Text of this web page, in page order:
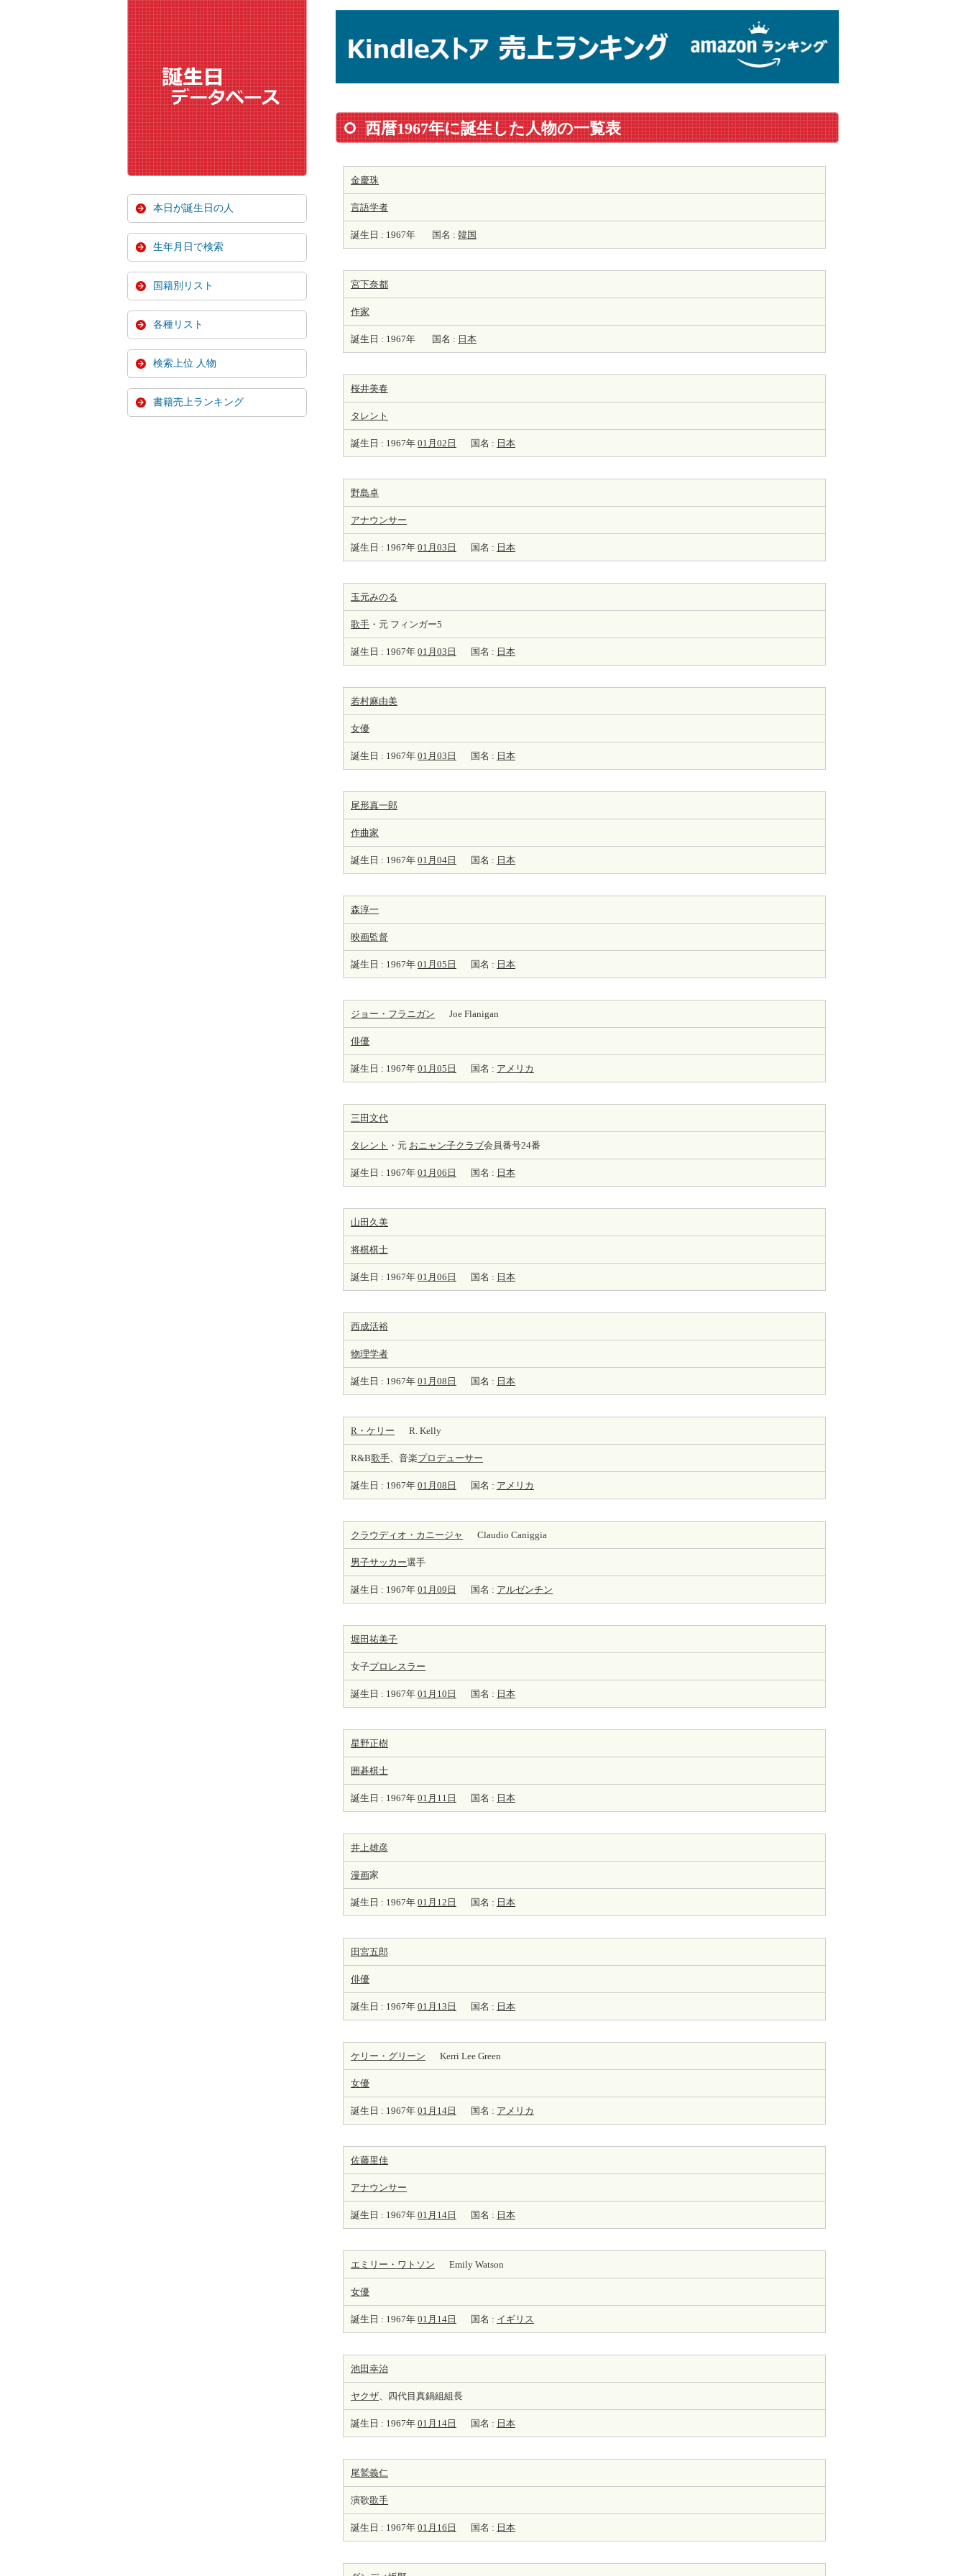
西暦1967年に誕生した人物の一覧表
金慶珠
言語学者
誕生日 : 1967年 国名 : 韓国
宮下奈都
作家
誕生日 : 1967年 国名 : 日本
桜井美春
タレント
誕生日 : 1967年 01月02日 国名 : 日本
野島卓
アナウンサー
誕生日 : 1967年 01月03日 国名 : 日本
玉元みのる
歌手 ・元 フィンガー5
誕生日 : 1967年 01月03日 国名 : 日本
若村麻由美
女優
誕生日 : 1967年 01月03日 国名 : 日本
尾形真一郎
作曲家
誕生日 : 1967年 01月04日 国名 : 日本
森淳一
映画監督
誕生日 : 1967年 01月05日 国名 : 日本
ジョー・フラニガン Joe Flanigan
俳優
誕生日 : 1967年 01月05日 国名 : アメリカ
三田文代
タレント ・元 おニャン子クラブ会員番号24番
誕生日 : 1967年 01月06日 国名 : 日本
山田久美
将棋棋士
誕生日 : 1967年 01月06日 国名 : 日本
西成活裕
物理学者
誕生日 : 1967年 01月08日 国名 : 日本
R・ケリー R. Kelly
R&B歌手、音楽プロデューサー
誕生日 : 1967年 01月08日 国名 : アメリカ
クラウディオ・カニージャ Claudio Caniggia
男子サッカー選手
誕生日 : 1967年 01月09日 国名 : アルゼンチン
堀田祐美子
女子プロレスラー
誕生日 : 1967年 01月10日 国名 : 日本
星野正樹
囲碁棋士
誕生日 : 1967年 01月11日 国名 : 日本
井上雄彦
漫画家
誕生日 : 1967年 01月12日 国名 : 日本
田宮五郎
俳優
誕生日 : 1967年 01月13日 国名 : 日本
ケリー・グリーン Kerri Lee Green
女優
誕生日 : 1967年 01月14日 国名 : アメリカ
佐藤里佳
アナウンサー
誕生日 : 1967年 01月14日 国名 : 日本
エミリー・ワトソン Emily Watson
女優
誕生日 : 1967年 01月14日 国名 : イギリス
池田幸治
ヤクザ、四代目真鍋組組長
誕生日 : 1967年 01月14日 国名 : 日本
尾鷲義仁
演歌歌手
誕生日 : 1967年 01月16日 国名 : 日本
本日が誕生日の人
生年月日で検索
国籍別リスト
各種リスト
検索上位 人物
書籍売上ランキング